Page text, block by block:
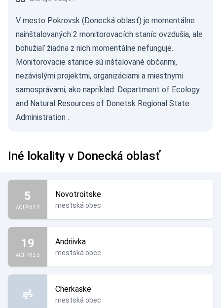
V mesto Pokrovsk (Donecká oblasť) je momentálne
nainštalovaných 2 monitorovacích staníc ovzdušia, ale
bohužiaľ žiadna z nich momentálne nefunguje.
Monitorovacie stanice sú inštalované občanmi,
nezávislými projektmi, organizáciami a miestnymi
samosprávami, ako napríklad: Department of Ecology
and Natural Resources of Donetsk Regional State
Administration .
Iné lokality v Donecká oblasť
5
AQI PM2.5
Novotroitske
mestská obec
19
AQI PM2.5
Andriivka
mestská obec
Cherkaske
mestská obec